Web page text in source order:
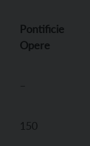
Pontificie
Opere
–
150